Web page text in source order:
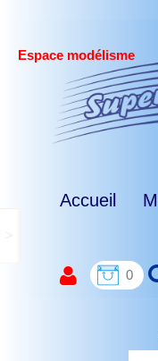
Espace modélisme
Accueil
0